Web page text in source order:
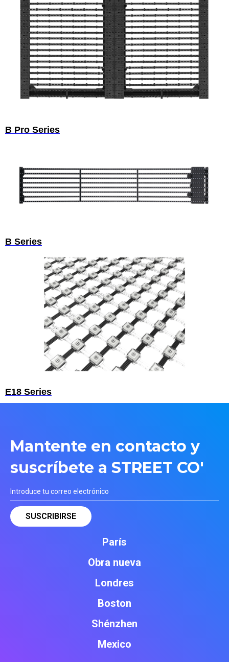
B Pro Series
B Series
E18 Series
Mantente en contacto y
suscríbete a STREET CO'
París
Obra nueva
Londres
Boston
Shénzhen
Mexico